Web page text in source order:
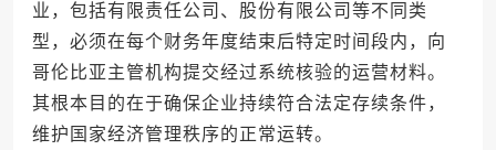
业，包括有限责任公司、股份有限公司等不同类
型，必须在每个财务年度结束后特定时间段内，向
哥伦比亚主管机构提交经过系统核验的运营材料。
其根本目的在于确保企业持续符合法定存续条件，
维护国家经济管理秩序的正常运转。